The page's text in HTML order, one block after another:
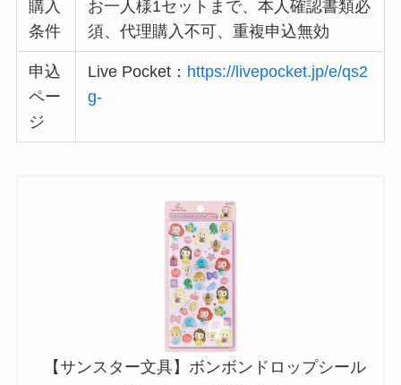
購入
条件
お一人様1セットまで、本人確認書類必
須、代理購入不可、重複申込無効
申込
ペー
ジ
Live Pocket： https://livepocket.jp/e/qs2
g-
【サンスター文具】ボンボンドロップシール